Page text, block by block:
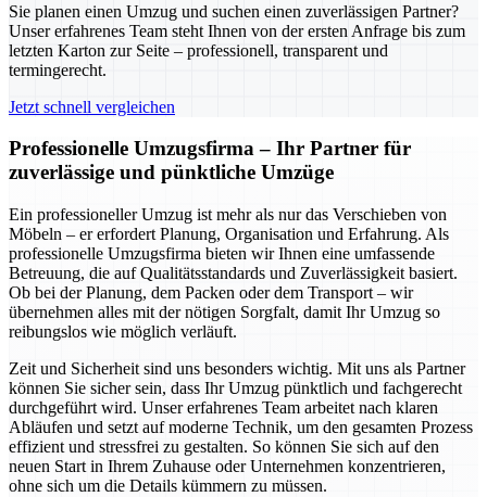
Sie planen einen Umzug und suchen einen zuverlässigen Partner?
Unser erfahrenes Team steht Ihnen von der ersten Anfrage bis zum
letzten Karton zur Seite – professionell, transparent und
termingerecht.
Jetzt schnell vergleichen
Professionelle Umzugsfirma – Ihr Partner für
zuverlässige und pünktliche Umzüge
Ein professioneller Umzug ist mehr als nur das Verschieben von
Möbeln – er erfordert Planung, Organisation und Erfahrung. Als
professionelle Umzugsfirma bieten wir Ihnen eine umfassende
Betreuung, die auf Qualitätsstandards und Zuverlässigkeit basiert.
Ob bei der Planung, dem Packen oder dem Transport – wir
übernehmen alles mit der nötigen Sorgfalt, damit Ihr Umzug so
reibungslos wie möglich verläuft.
Zeit und Sicherheit sind uns besonders wichtig. Mit uns als Partner
können Sie sicher sein, dass Ihr Umzug pünktlich und fachgerecht
durchgeführt wird. Unser erfahrenes Team arbeitet nach klaren
Abläufen und setzt auf moderne Technik, um den gesamten Prozess
effizient und stressfrei zu gestalten. So können Sie sich auf den
neuen Start in Ihrem Zuhause oder Unternehmen konzentrieren,
ohne sich um die Details kümmern zu müssen.